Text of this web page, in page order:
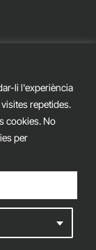
li l'experiència
repetides.
cookies. No
per